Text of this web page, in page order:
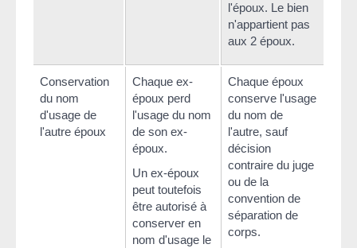
l'époux. Le bien
n'appartient pas
aux 2 époux.
Conservation
du nom
d'usage de
l'autre époux
Chaque ex-
époux perd
l'usage du nom
de son ex-
époux.
Un ex-époux
peut toutefois
être autorisé à
conserver en
nom d'usage le
Chaque époux
conserve l'usage
du nom de
l'autre, sauf
décision
contraire du juge
ou de la
convention de
séparation de
corps.